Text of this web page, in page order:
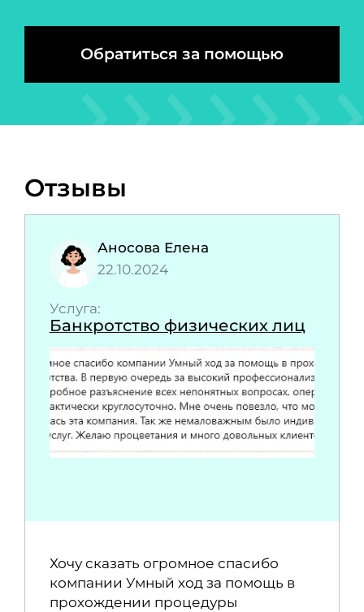
Обратиться за помощью
Отзывы
Аносова Елена
22.10.2024
Услуга:
Банкротство физических лиц
Хочу сказать огромное спасибо
компании Умный ход за помощь в
прохождении процедуры